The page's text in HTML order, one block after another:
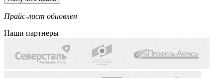
Прайс-лист обновлен
Наши партнеры